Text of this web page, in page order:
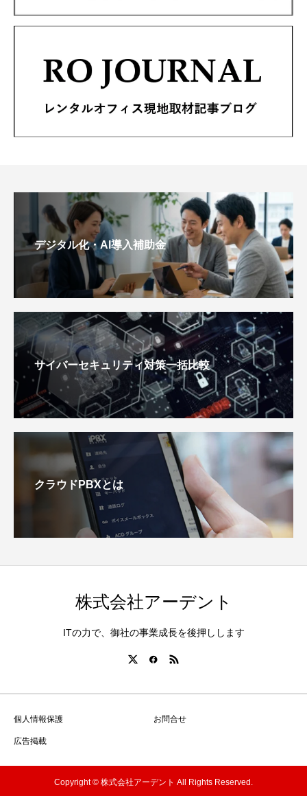
デジタル化・AI導入補助金
サイバーセキュリティ対策一括比較
クラウドPBXとは
株式会社アーデント
ITの力で、御社の事業成長を後押しします
個人情報保護 お問合せ
広告掲載
Copyright © 株式会社アーデント All Rights Reserved.